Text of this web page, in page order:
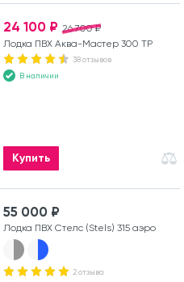
26 700 ₽
24 100 ₽
Лодка ПВХ Аква-Мастер 300 ТР
38 отзывов
В наличии
Купить
55 000 ₽
Лодка ПВХ Стелс (Stels) 315 аэро
2 отзыва